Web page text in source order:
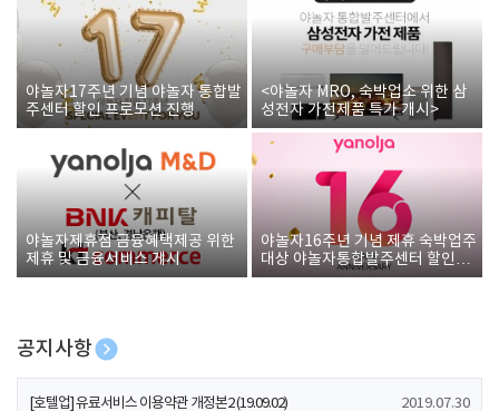
야놀자17주년 기념 야놀자 통합발
주센터 할인 프로모션 진행
<야놀자 MRO, 숙박업소 위한 삼
성전자 가전제품 특가 개시>
야놀자제휴점 금융혜택제공 위한
제휴 및 금융서비스 게시
야놀자16주년 기념 제휴 숙박업주
대상 야놀자통합발주센터 할인쿠
폰 증정
공지사항
[호텔업] 개인정보 처리방침 개정본1 (19.09.02)
[호텔업] 유료서비스 이용약관 개정본2 (19.09.02) 2019.07.30